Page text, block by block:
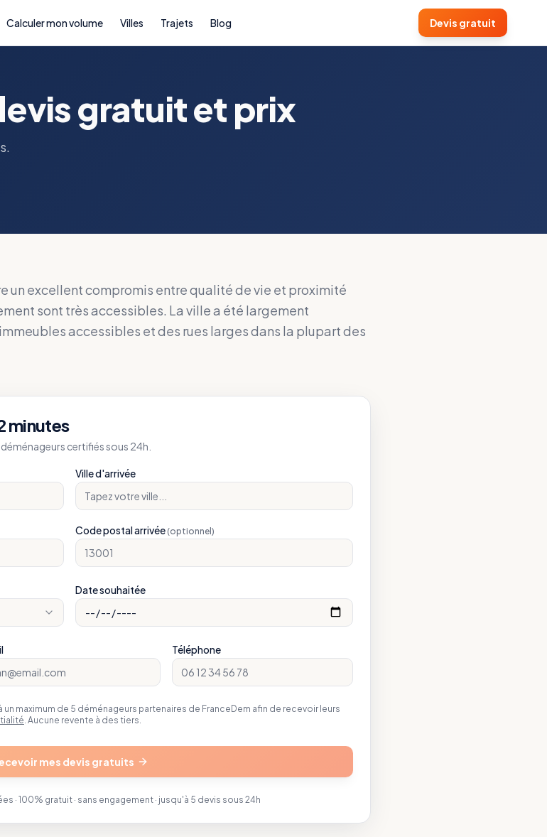
Calculer mon volume Villes Trajets Blog Devis gratuit
gratuit et prix
un excellent compromis entre qualité de vie et proximité
sont très accessibles. La ville a été largement
accessibles et des rues larges dans la plupart des
minutes
certifiés sous 24h.
Ville d'arrivée
Code postal arrivée (optionnel)
Date souhaitée
Téléphone
maximum de 5 déménageurs partenaires de FranceDem afin de recevoir leurs
. Aucune revente à des tiers.
mes devis gratuits
· 100% gratuit · sans engagement · jusqu'à 5 devis sous 24h